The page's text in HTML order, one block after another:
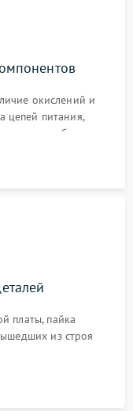
окислений и
цепей питания,
и турбины
и инфракрасных
платы, пайка
из строя
неисправного
шлейфов и